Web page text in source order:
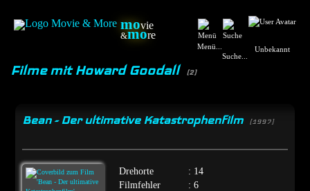
movie
&more
Menü...
Suche...
Unbekannt
Filme mit Howard Goodall (2)
Bean - Der ultimative Katastrophenfilm [1997]
Drehorte
: 14
Filmfehler
: 6